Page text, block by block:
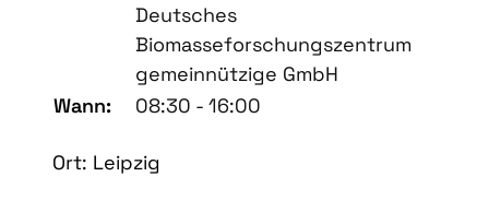
Deutsches
Biomasseforschungszentrum
gemeinnützige GmbH
Wann:
08:30 - 16:00
Ort: Leipzig